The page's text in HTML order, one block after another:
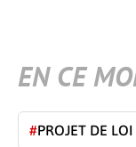
EN CE
#PROJET DE